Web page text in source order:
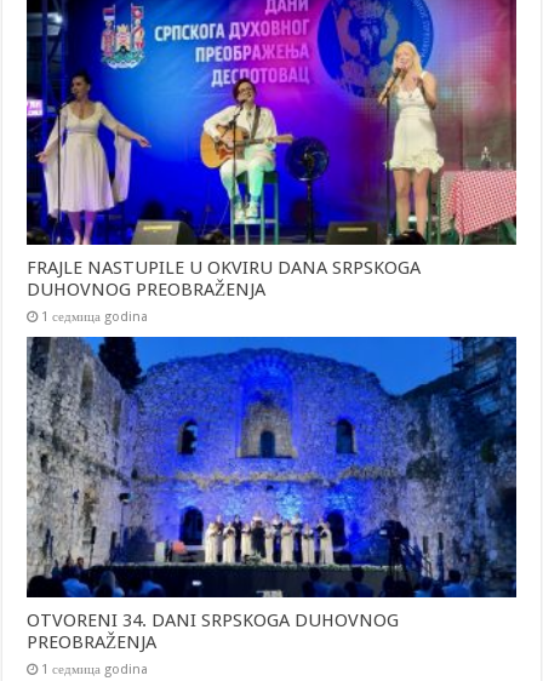
FRAJLE NASTUPILE U OKVIRU DANA SRPSKOGA
DUHOVNOG PREOBRAŽENJA
1 седмица godina
OTVORENI 34. DANI SRPSKOGA DUHOVNOG
PREOBRAŽENJA
1 седмица godina